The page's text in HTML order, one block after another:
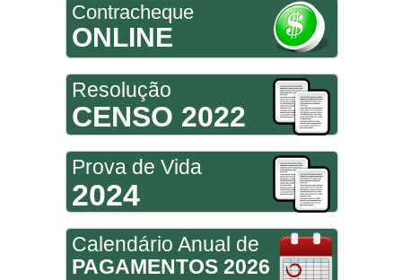
Contracheque
ONLINE
Resolução
CENSO 2022
Prova de Vida
2024
Calendário Anual de
PAGAMENTOS 2026